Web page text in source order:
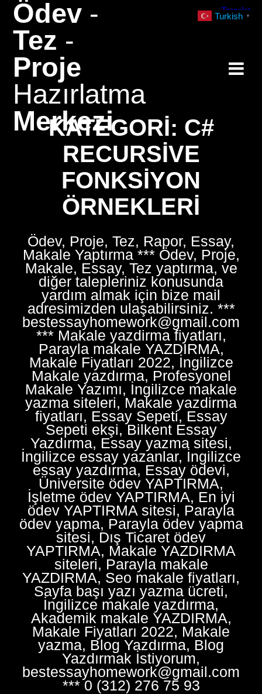
Ödev -
Tez -
Proje
Hazırlatma
Merkezi
KATEGORI: C#
RECURSIVE
FONKSIYON
ÖRNEKLERI
Ödev, Proje, Tez, Rapor, Essay,
Makale Yaptırma *** Ödev, Proje,
Makale, Essay, Tez yaptırma, ve
diğer talepleriniz konusunda
yardım almak için bize mail
adresimizden ulaşabilirsiniz. ***
bestessayhomework@gmail.com
*** Makale yazdirma fiyatları,
Parayla makale YAZDIRMA,
Makale Fiyatları 2022, İngilizce
Makale yazdırma, Profesyonel
Makale Yazımı, İngilizce makale
yazma siteleri, Makale yazdirma
fiyatları, Essay Sepeti, Essay
Sepeti ekşi, Bilkent Essay
Yazdırma, Essay yazma sitesi,
İngilizce essay yazanlar, İngilizce
essay yazdırma, Essay ödevi,
Üniversite ödev YAPTIRMA,
İşletme ödev YAPTIRMA, En iyi
ödev YAPTIRMA sitesi, Parayla
ödev yapma, Parayla ödev yapma
sitesi, Dış Ticaret ödev
YAPTIRMA, Makale YAZDIRMA
siteleri, Parayla makale
YAZDIRMA, Seo makale fiyatları,
Sayfa başı yazı yazma ücreti,
İngilizce makale yazdırma,
Akademik makale YAZDIRMA,
Makale Fiyatları 2022, Makale
yazma, Blog Yazdırma, Blog
Yazdırmak İstiyorum,
bestessayhomework@gmail.com
*** 0 (312) 276 75 93
Turkish ▼